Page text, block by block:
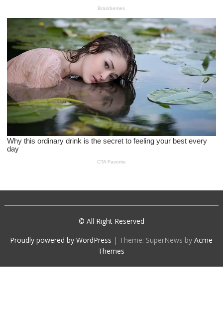
© All Right Reserved
Proudly powered by WordPress | Theme: SuperNews byAcme
Themes